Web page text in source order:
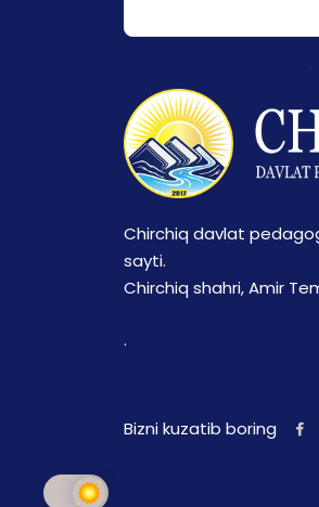
Chirchiq davlat
sayti.
Chirchiq shahri, Amir
.
Bizni kuzatib boring